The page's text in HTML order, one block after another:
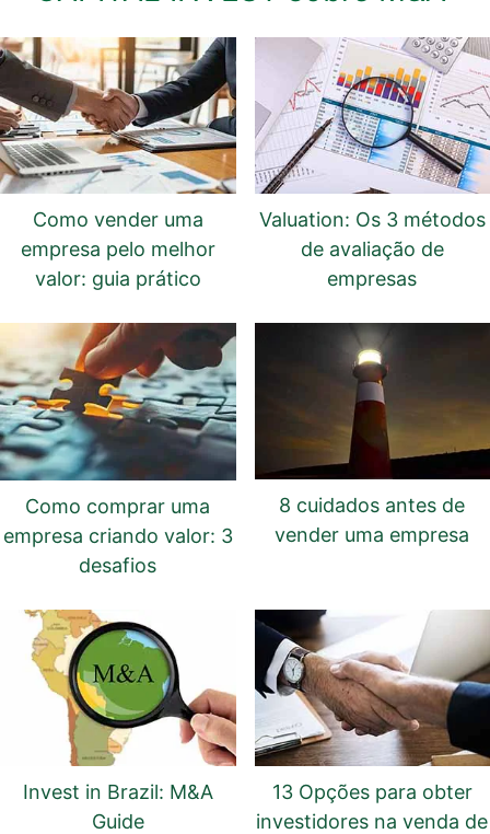
Como vender uma
empresa pelo melhor
valor: guia prático
Valuation: Os 3 métodos
de avaliação de
empresas
Como comprar uma
empresa criando valor: 3
desafios
8 cuidados antes de
vender uma empresa
Invest in Brazil: M&A
Guide
13 Opções para obter
investidores na venda de